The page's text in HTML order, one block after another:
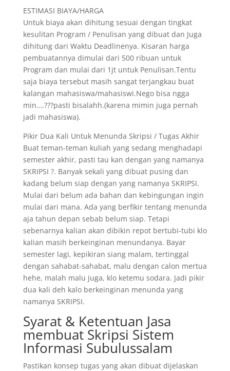
ESTIMASI BIAYA/HARGA
Untuk biaya akan dihitung sesuai dengan tingkat
kesulitan Program / Penulisan yang dibuat dan Juga
dihitung dari Waktu Deadlinenya. Kisaran harga
pembuatannya dimulai dari 500 ribuan untuk
Program dan mulai dari 1jt untuk Penulisan.Tentu
saja biaya tersebut masih sangat terjangkau buat
kalangan mahasiswa/mahasiswi.Nego bisa ngga
min….???pasti bisalahh.(karena mimin juga pernah
jadi mahasiswa).
Pikir Dua Kali Untuk Menunda Skripsi / Tugas Akhir
Buat teman-teman kuliah yang sedang menghadapi
semester akhir, pasti tau kan dengan yang namanya
SKRIPSI ?. Banyak sekali yang dibuat pusing dan
kadang belum siap dengan yang namanya SKRIPSI.
Mulai dari belum ada bahan dan kebingungan ingin
mulai dari mana. Ada yang berfikir tentang menunda
aja tahun depan sebab belum siap. Tetapi
sebenarnya kalian akan dibikin repot bertubi-tubi klo
kalian masih berkeinginan menundanya. Bayar
semester lagi, kepikiran siang malam, tertinggal
dengan sahabat-sahabat, malu dengan calon mertua
hehe, malah malu juga, klo ketemu sodara. Jadi pikir
dua kali deh kalo berkeinginan menunda yang
namanya SKRIPSI.
Syarat & Ketentuan Jasa
membuat Skripsi Sistem
Informasi Subulussalam
Pastikan konsep tugas yang akan dibuat dijelaskan